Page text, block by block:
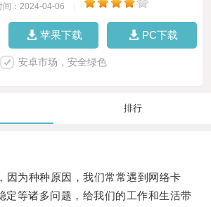
间：2024-04-06
苹果下载 PC下载
安卓市场，安全绿色
排行
为种种原因，我们常常遇到网络卡
定等诸多问题，给我们的工作和生活带